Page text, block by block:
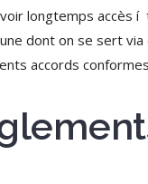
longtemps accès
dont on se sert via
accords